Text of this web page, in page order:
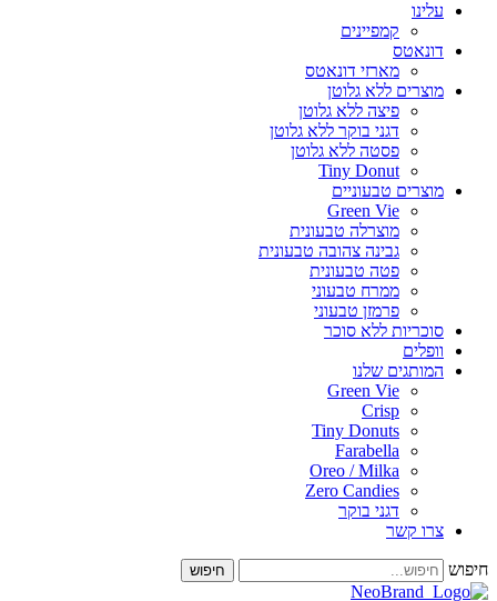
עלינו
קמפיינים
דונאטס
מארזי דונאטס
מוצרים ללא גלוטן
פיצה ללא גלוטן
דגני בוקר ללא גלוטן
פסטה ללא גלוטן
Tiny Donut
מוצרים טבעוניים
Green Vie
מוצרלה טבעונית
גבינה צהובה טבעונית
פטה טבעונית
ממרח טבעוני
פרמזן טבעוני
סוכריות ללא סוכר
וופלים
המותגים שלנו
Green Vie
Crisp
Tiny Donuts
Farabella
Oreo / Milka
Zero Candies
דגני בוקר
צרו קשר